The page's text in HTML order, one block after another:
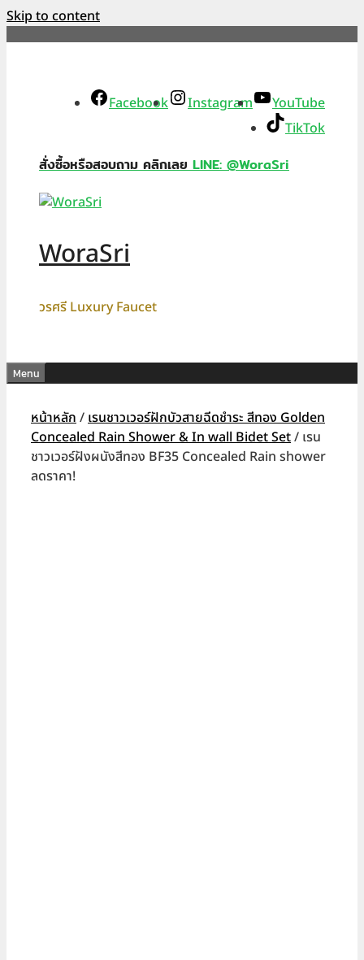
Skip to content
Facebook Instagram
YouTube
TikTok
สั่งซื้อหรือสอบถาม คลิกเลยLINE: @WoraSri
WoraSri
วรศรี Luxury Faucet
Menu
หน้าหลัก / เรนชาวเวอร์ฝักบัวสายฉีดชำระ สีทอง Golden
Concealed Rain Shower & In wall Bidet Set/ เรน
ชาวเวอร์ฝังผนังสีทอง BF35 Concealed Rain shower
ลดราคา!